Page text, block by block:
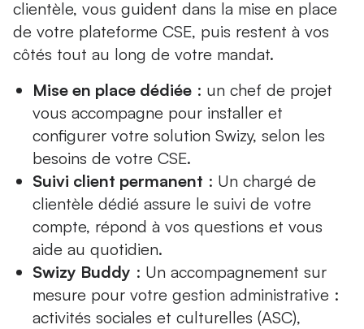
clientèle, vous guident dans la mise en place
de votre plateforme CSE, puis restent à vos
côtés tout au long de votre mandat.
Mise en place dédiée : un chef de projet
vous accompagne pour installer et
configurer votre solution Swizy, selon les
besoins de votre CSE.
Suivi client permanent : Un chargé de
clientèle dédié assure le suivi de votre
compte, répond à vos questions et vous
aide au quotidien.
Swizy Buddy : Un accompagnement sur
mesure pour votre gestion administrative :
activités sociales et culturelles (ASC),